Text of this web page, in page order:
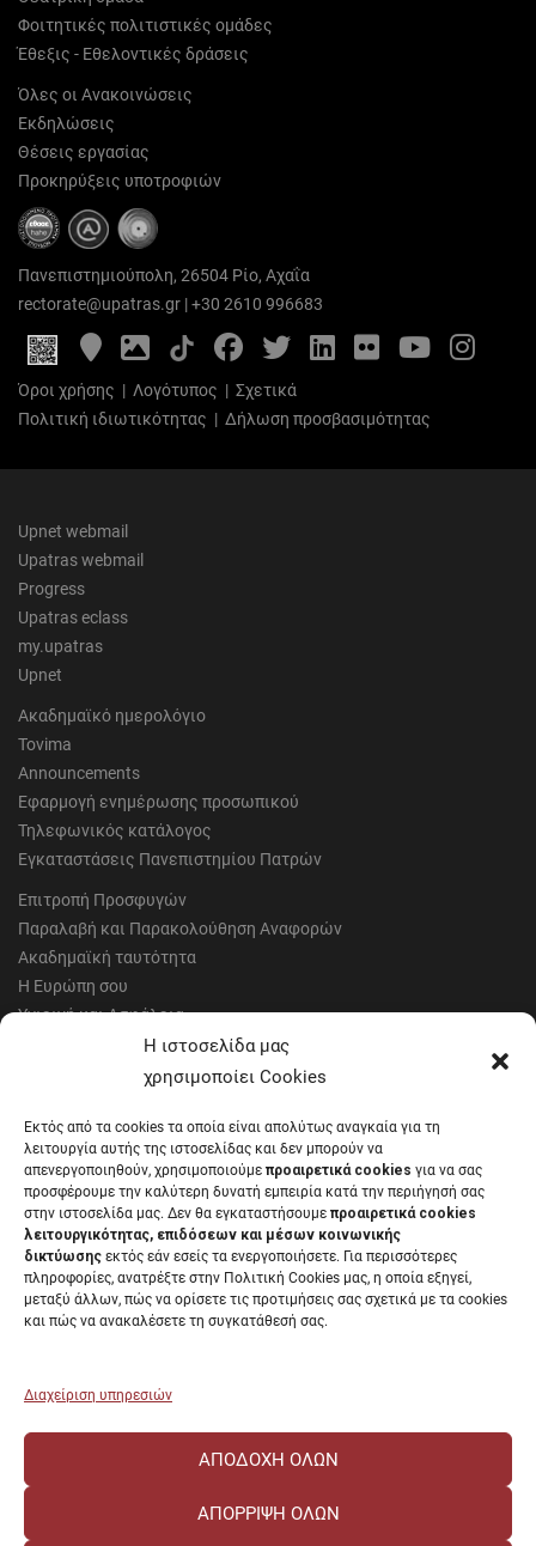
Η ιστοσελίδα μας
χρησιμοποίει Cookies
Εκτός από τα cookies τα οποία είναι απολύτως αναγκαία για τη
λειτουργία αυτής της ιστοσελίδας και δεν μπορούν να
απενεργοποιηθούν, χρησιμοποιούμε προαιρετικά cookies για να σας
προσφέρουμε την καλύτερη δυνατή εμπειρία κατά την περιήγησή σας
στην ιστοσελίδα μας. Δεν θα εγκαταστήσουμε προαιρετικά cookies
λειτουργικότητας, επιδόσεων και μέσων κοινωνικής
δικτύωσης εκτός εάν εσείς τα ενεργοποιήσετε. Για περισσότερες
πληροφορίες, ανατρέξτε στην Πολιτική Cookies μας, η οποία εξηγεί,
μεταξύ άλλων, πώς να ορίσετε τις προτιμήσεις σας σχετικά με τα cookies
και πώς να ανακαλέσετε τη συγκατάθεσή σας.
Διαχείριση υπηρεσιών
ΑΠΟΔΟΧΉ ΌΛΩΝ
ΑΠΌΡΡΙΨΗ ΌΛΩΝ
Φοιτητικές πολιτιστικές ομάδες
Έθεξις - Εθελοντικές δράσεις
Όλες οι Ανακοινώσεις
Εκδηλώσεις
Θέσεις εργασίας
Προκηρύξεις υποτροφιών
Πανεπιστημιούπολη, 26504 Ρίο, Αχαΐα
rectorate@upatras.gr |+30 2610 996683
Google
Maps
Photo
Gallery
FacebookTwitterLinkedIn
FlickrYouTube
Όροι χρήσης | Λογότυπος | Σχετικά
Πολιτική ιδιωτικότητας | Δήλωση προσβασιμότητας
Upnet webmail
Upatras webmail
Progress
Upatras eclass
my.upatras
Upnet
Ακαδημαϊκό ημερολόγιο
Tovima
Announcements
Εφαρμογή ενημέρωσης προσωπικού
Τηλεφωνικός κατάλογος
Εγκαταστάσεις Πανεπιστημίου Πατρών
Επιτροπή Προσφυγών
Παραλαβή και Παρακολούθηση Αναφορών
Ακαδημαϊκή ταυτότητα
Η Ευρώπη σου
Υγιεινή και Ασφάλεια
Έντυπα Οικονομικής Υπηρεσίας
Έντυπα Διοικητικών Υπηρεσιών
Μητρώα αξιολογητών
Δημόσια Διαβούλευση
Συνεδριάσεις Συγκλήτου
Συνεδριάσεις Συμβουλίου Διοίκησης
EUNICoast European University